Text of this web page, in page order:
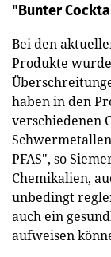
"Bunter
Bei den
Produkte
haben in den
verschiedenen
PFAS", so
Chemikalien,
unbedingt
auch ein
aufweisen